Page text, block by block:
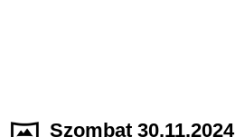
Szombat 30.11.2024